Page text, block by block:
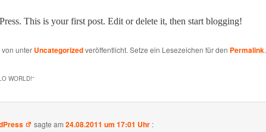
This is your first post. Edit or delete it, then start blogging!
unter Uncategorizedveröffentlicht. Setze ein Lesezeichen für den Permalink.
WORLD!“
sagte am 24.08.2011 um 17:01 Uhr :